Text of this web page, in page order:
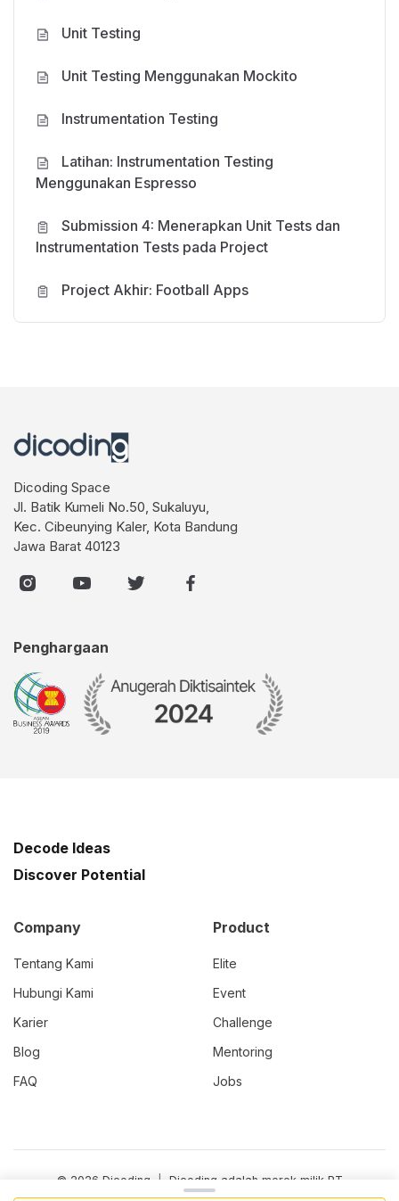
Unit Testing
Unit Testing Menggunakan Mockito
Instrumentation Testing
Latihan: Instrumentation Testing
Menggunakan Espresso
Submission 4: Menerapkan Unit Tests dan
Instrumentation Tests pada Project
Project Akhir: Football Apps
Dicoding Space
Jl. Batik Kumeli No.50, Sukaluyu,
Kec. Cibeunying Kaler, Kota Bandung
Jawa Barat 40123
Penghargaan
Decode Ideas
Discover Potential
Company
Tentang Kami
Hubungi Kami
Karier
Blog
FAQ
Product
Elite
Event
Challenge
Mentoring
Jobs
© 2026 Dicoding |
Dicoding adalah merek milik PT
Presentologics, perusahaan induk dari PT Dicoding Akademi